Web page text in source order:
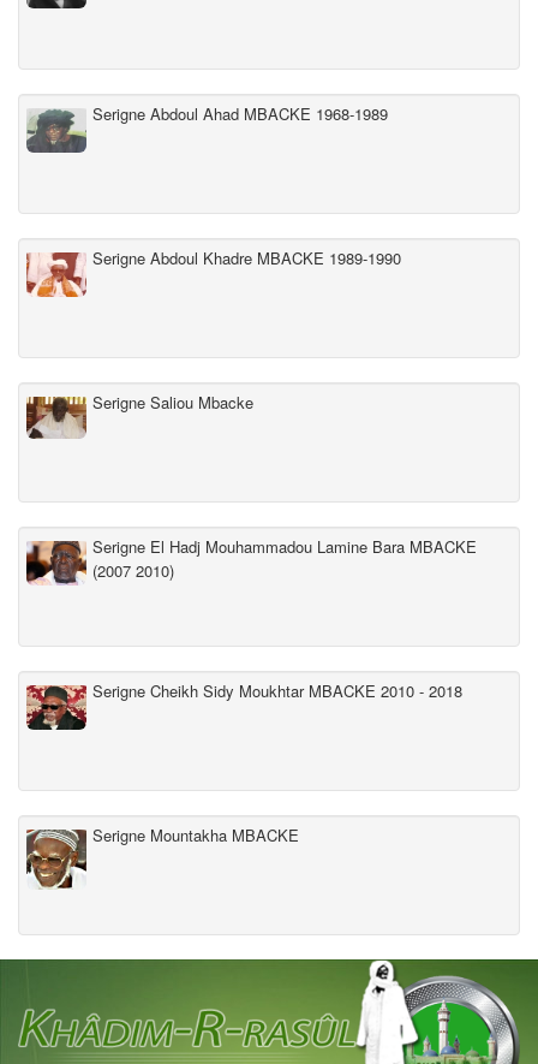
Serigne Abdoul Ahad MBACKE 1968-1989
Serigne Abdoul Khadre MBACKE 1989-1990
Serigne Saliou Mbacke
Serigne El Hadj Mouhammadou Lamine Bara MBACKE
(2007 2010)
Serigne Cheikh Sidy Moukhtar MBACKE 2010 - 2018
Serigne Mountakha MBACKE